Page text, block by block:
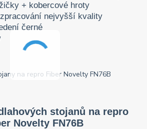
+ kobercové hroty
nejvyšší kvality
černé
stojanů na repro
Novelty FN76B